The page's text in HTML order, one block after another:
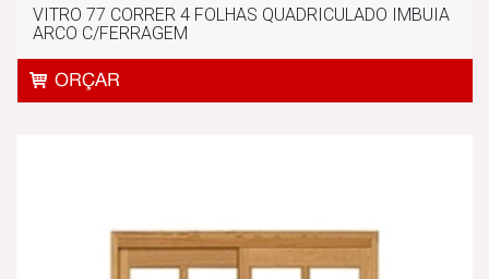
VITRO 77 CORRER 4 FOLHAS QUADRICULADO IMBUIA
ARCO C/FERRAGEM